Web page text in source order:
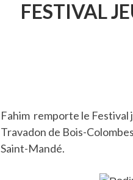
FESTIVAL
Fahim remporte le Festival
Travadon de Bois-
Saint-Mandé.